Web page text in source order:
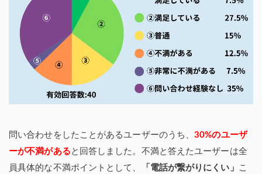
問い合わせをしたことがあるユーザーのうち、30%のユーザ
ーが不満がある と回答しました。不満と答えたユーザーは全
員具体的な不満ポイントとして、
「電話が繋がりにくい」
こ